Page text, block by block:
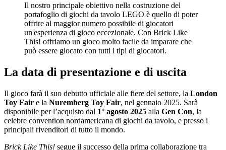
Il nostro principale obiettivo nella costruzione del
portafoglio di giochi da tavolo LEGO è quello di poter
offrire al maggior numero possibile di giocatori
un'esperienza di gioco eccezionale. Con Brick Like
This! offriamo un gioco molto facile da imparare che
può essere giocato con tutti i tipi di giocatori.
La data di presentazione e di uscita
Il gioco farà il suo debutto ufficiale alle fiere del settore, la London
Toy Fair e la Nuremberg Toy Fair, nel gennaio 2025. Sarà
disponibile per l’acquisto dal 1° agosto 2025 alla Gen Con, la
celebre convention nordamericana di giochi da tavolo, e presso i
principali rivenditori di tutto il mondo.
Brick Like This! segue il successo della prima collaborazione tra